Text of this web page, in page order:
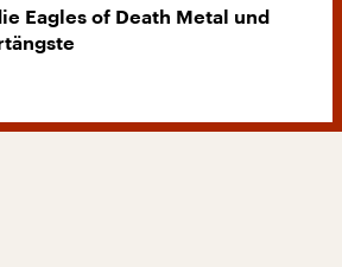
Eagles of Death Metal und